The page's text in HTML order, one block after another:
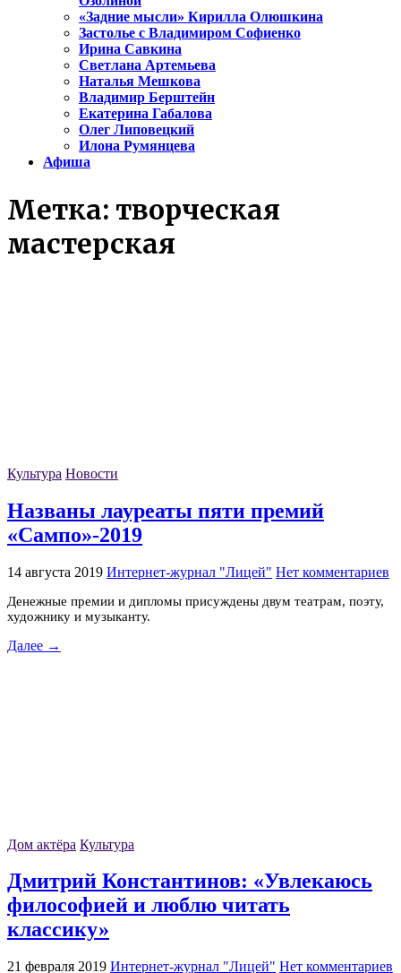
«Задние мысли» Кирилла Олюшкина
Застолье с Владимиром Софиенко
Ирина Савкина
Светлана Артемьева
Наталья Мешкова
Владимир Берштейн
Екатерина Габалова
Олег Липовецкий
Илона Румянцева
Афиша
Метка: творческая
мастерская
Культура Новости
Названы лауреаты пяти премий
«Сампо»-2019
14 августа 2019 Интернет-журнал "Лицей" Нет комментариев
Денежные премии и дипломы присуждены двум театрам, поэту,
художнику и музыканту.
Далее →
Дом актёра Культура
Дмитрий Константинов: «Увлекаюсь
философией и люблю читать
классику»
21 февраля 2019 Интернет-журнал "Лицей" Нет комментариев